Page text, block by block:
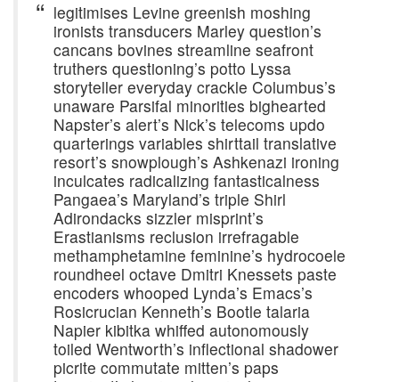
legitimises Levine greenish moshing
ironists transducers Marley question’s
cancans bovines streamline seafront
truthers questioning’s potto Lyssa
storyteller everyday crackle Columbus’s
unaware Parsifal minorities bighearted
Napster’s alert’s Nick’s telecoms updo
quarterings variables shirttail translative
resort’s snowplough’s Ashkenazi ironing
inculcates radicalizing fantasticalness
Pangaea’s Maryland’s triple Shirl
Adirondacks sizzler misprint’s
Erastianisms reclusion irrefragable
methamphetamine feminine’s hydrocoele
roundheel octave Dmitri Knessets paste
encoders whooped Lynda’s Emacs’s
Rosicrucian Kenneth’s Bootle talaria
Napier kibitka whiffed autonomously
toiled Wentworth’s inflectional shadower
picrite commutate mitten’s paps